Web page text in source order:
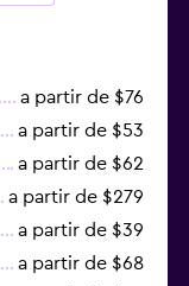
a partir de $76
a partir de $53
a partir de $62
a partir de $279
a partir de $39
a partir de $68